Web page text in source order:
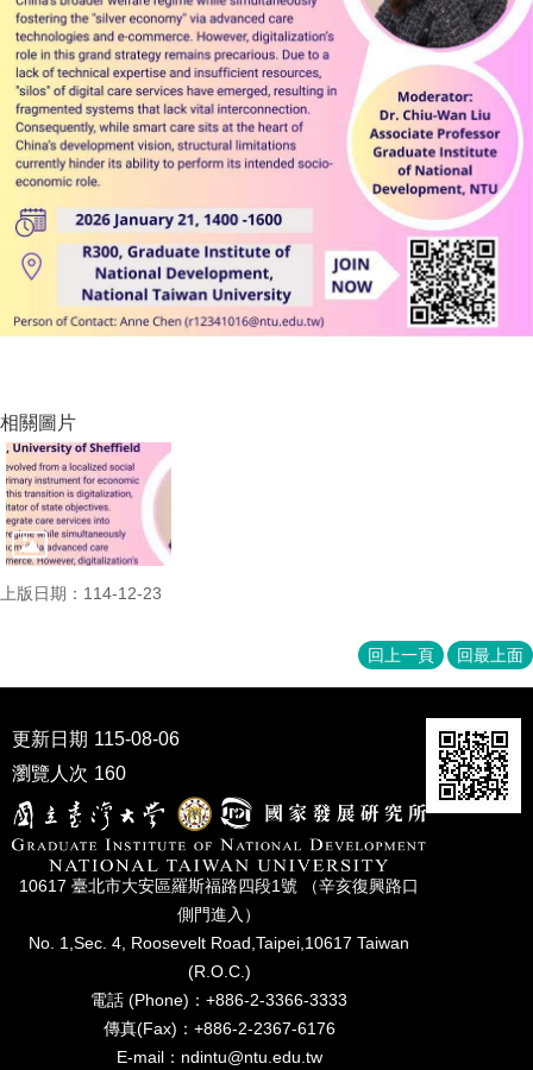
家
發
展
研
究
期
刊
口
試
專
區
所
相關圖片
上版日期：114-12-23
回上一頁 回最上面
更新日期 115-08-06
瀏覽人次 160
10617 臺北市⼤安區羅斯福路四段1號 （辛亥復興路⼝
側⾨進入）
No. 1,Sec. 4, Roosevelt Road,Taipei,10617 Taiwan
(R.O.C.)
電話 (Phone)：+886-2-3366-3333
傳真(Fax)：+886-2-2367-6176
E-mail：ndintu@ntu.edu.tw